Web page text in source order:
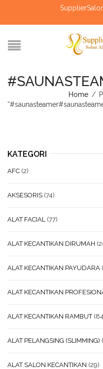
Home /
KATEGORI
AFC (2)
AKSESORIS (74)
ALAT FACIAL (77)
ALAT KECANTIKAN DIRUMAH
ALAT KECANTIKAN PAYUDARA
ALAT KECANTIKAN
ALAT KECANTIKAN RAMBUT
ALAT PELANGSING (SLIMMING)
ALAT SALON KECANTIKAN (29)